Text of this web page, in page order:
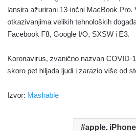
lansira ažurirani 13-inčni MacBook Pro.
otkazivanjima velikih tehnoloških
Facebook F8, Google I/O, SXSW i E3.
Koronavirus, zvanično nazvan COVID-
skoro pet hiljada ljudi i zarazio više od
Izvor: Mashable
apple. iPhone